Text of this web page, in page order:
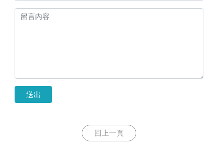
送出
回上一頁